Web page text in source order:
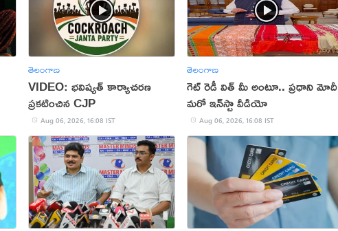
తెలంగాణ
VIDEO: భవిష్యత్ కార్యాచరణ
ప్రకటించిన CJP
Aug 06, 2026, 16:08 IST
తెలంగాణ
గెట్ రెడీ విత్ మీ అంటూ.. ప్రధాని మోదీ
మరో ఇన్‌స్టా వీడియో
Aug 06, 2026, 16:08 IST